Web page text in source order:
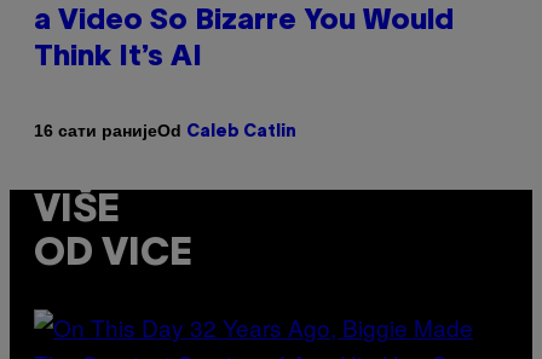
a Video So Bizarre You Would
Think It’s AI
16 сати ранијеOd Caleb Catlin
VIŠE
OD VICE